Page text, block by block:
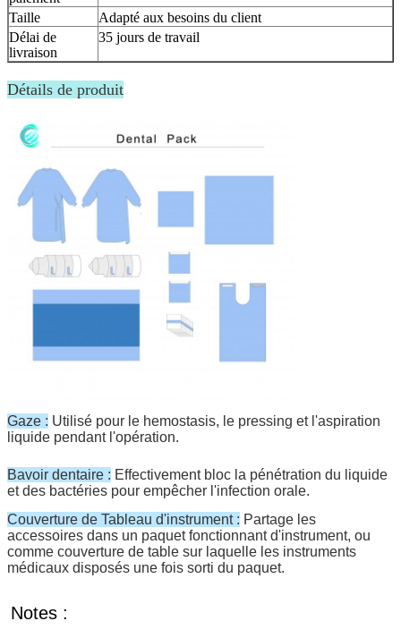
Taille
Adapté aux besoins du client
Délai de
livraison
35 jours de travail
Détails de produit
Gaze : Utilisé pour le hemostasis, le pressing et l'aspiration
liquide pendant l'opération.
Bavoir dentaire : Effectivement bloc la pénétration du liquide
et des bactéries pour empêcher l'infection orale.
Couverture de Tableau d'instrument : Partage les
accessoires dans un paquet fonctionnant d'instrument, ou
comme couverture de table sur laquelle les instruments
médicaux disposés une fois sorti du paquet.
Notes :